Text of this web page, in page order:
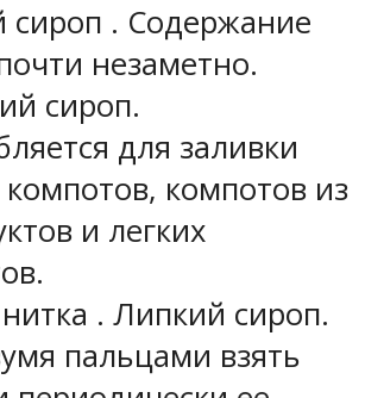
. Содержание
незаметно.
сироп.
для заливки
компотов из
и легких
. Липкий сироп.
пальцами взять